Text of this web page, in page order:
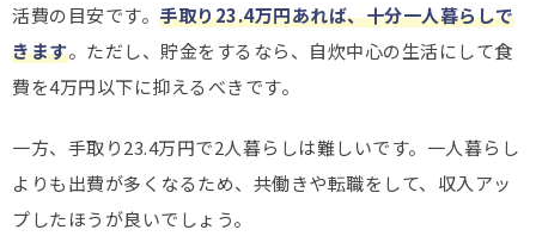
活費の目安です。 手取り23.4万円あれば、十分一人暮らしで
きます。ただし、貯金をするなら、自炊中心の生活にして食
費を4万円以下に抑えるべきです。
一方、手取り23.4万円で2人暮らしは難しいです。一人暮らし
よりも出費が多くなるため、共働きや転職をして、収入アッ
プしたほうが良いでしょう。